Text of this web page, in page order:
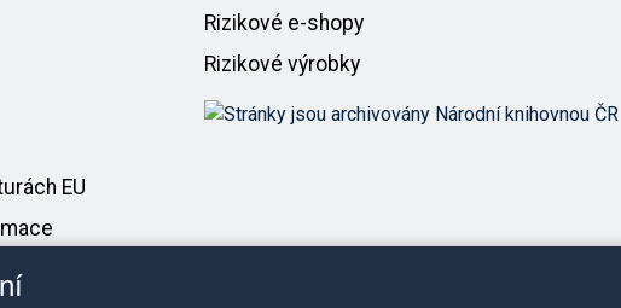
EU
Rizikové e-shopy
Rizikové výrobky